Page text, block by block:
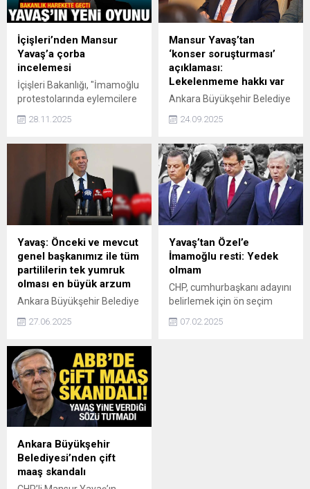
İçişleri’nden Mansur
Yavaş’a çorba
incelemesi
İçişleri Bakanlığı, "İmamoğlu
protestolarında eylemcilere
dağıttığı" iddiası üzerine
inceleme başlattı. AK Parti,
ABB'nin belgeyi bilerek
sızdırdığını, CHP medyasının
da olayı çarpıttığını söyledi.
28.11.2025
Mansur Yavaş’tan
‘konser soruşturması’
açıklaması:
Lekelenmeme hakkı var
Ankara Büyükşehir Belediye
Yavaş, konser
rakamı neye göre
çıkardıklarını bilmiyoruz. 'Bu
sahne 3-5 milyona
kurulurdu' diyorlar. Sahnenin
her biri ayrı bir bedel. Bunlar
otomatik robot. Dolayısıyla
daha ucuz olabilir miydi,
elbette olabilirdi. O konudaki
öz eleştiriyi kabul ediyorum.
bunların rakamlarını alırsınız.
Aynı...
24.09.2025
Yavaş: Önceki ve mevcut
genel başkanımız ile tüm
partililerin tek yumruk
olması en büyük arzum
Ankara Büyükşehir Belediye
içindeki tartışmalara ilişkin,
Başkanımız, mevcut Genel
Başkanımız ve tüm
partililerin tek yumruk
halinde bir ve bütün durması
en büyük arzumdur, olması
gerekendir. Aksi halde ben
dahil hiçbirimizin siyaset
yapmasının bir anlamı
kalmaz dedi.
27.06.2025
Yavaş’tan Özel’e
İmamoğlu resti: Yedek
olmam
CHP, cumhurbaşkanı adayını
belirlemek için ön seçim
Yavaş'ı ön seçime girme
07.02.2025
Ankara Büyükşehir
Belediyesi’nden çift
maaş skandalı